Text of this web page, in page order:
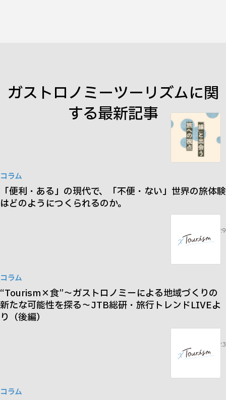
ガストロノミーツーリズムに関
する最新記事
コラム
「便利・ある」の現代で、「不便・ない」世界の旅体験
はどのようにつくられるのか。
2024.03.29
コラム
“Tourism×食”～ガストロノミーによる地域づくりの
新たな可能性を探る～JTB総研・旅行トレンドLIVEよ
り（後編）
2023.05.23
コラム